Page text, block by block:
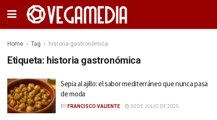
Home Tag historia gastronómica
Etiqueta: historia gastronómica
Sepia al ajillo: el sabor mediterráneo que nunca pasa
de moda
BY FRANCISCO VALIENTE 30 DE JULIO DE 2025